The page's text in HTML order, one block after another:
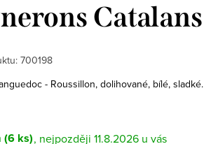
Catalans
700198
- Roussillon, dolihované, bílé, sladké.
(6 ks) 11.8.2026